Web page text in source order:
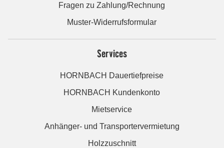
Fragen zu Zahlung/Rechnung
Muster-Widerrufsformular
Services
HORNBACH Dauertiefpreise
HORNBACH Kundenkonto
Mietservice
Anhänger- und Transportervermietung
Holzzuschnitt